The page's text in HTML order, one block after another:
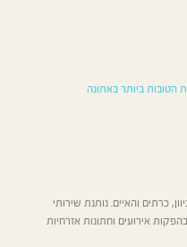
כרתים והאיים. נותנת שירותי
אירועים וחתונות אזרחיות